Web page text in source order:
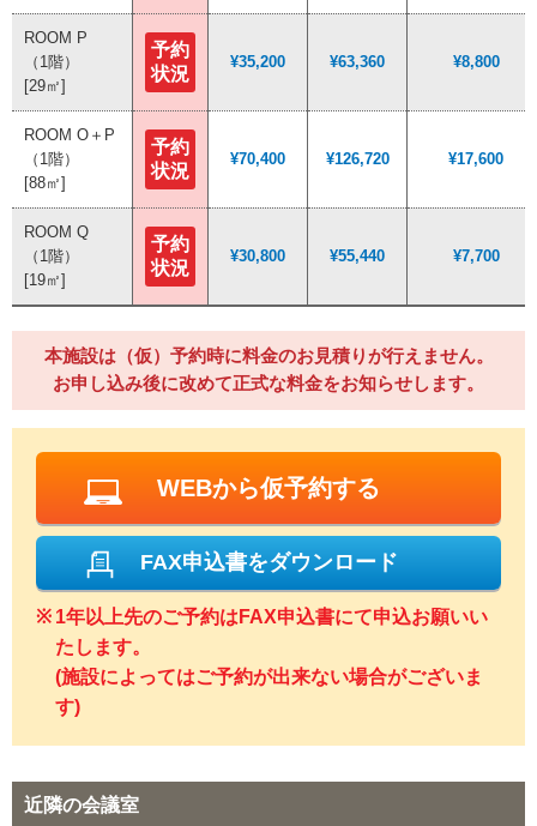
ROOM P
（1階）
[29㎡]
予約
状況
¥35,200 ¥63,360 ¥8,800
ROOM O＋P
（1階）
[88㎡]
予約
状況
¥70,400 ¥126,720 ¥17,600
ROOM Q
（1階）
[19㎡]
予約
状況
¥30,800 ¥55,440 ¥7,700
ROOM P
（1階）
[29㎡]
予約
状況
¥35,200 ¥63,360 ¥8,800
ROOM O＋P
（1階）
[88㎡]
予約
状況
¥70,400 ¥126,720 ¥17,600
ROOM Q
（1階）
[19㎡]
予約
状況
¥30,800 ¥55,440 ¥7,700
本施設は（仮）予約時に料金のお見積りが行えません。
お申し込み後に改めて正式な料金をお知らせします。
WEBから仮予約する
FAX申込書をダウンロード
1年以上先のご予約はFAX申込書にて申込お願いい
たします。
(施設によってはご予約が出来ない場合がございま
す)
近隣の会議室